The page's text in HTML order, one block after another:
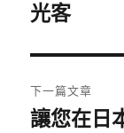
導
覽
一
文
章:
光客
下一篇文章
下
讓您在日